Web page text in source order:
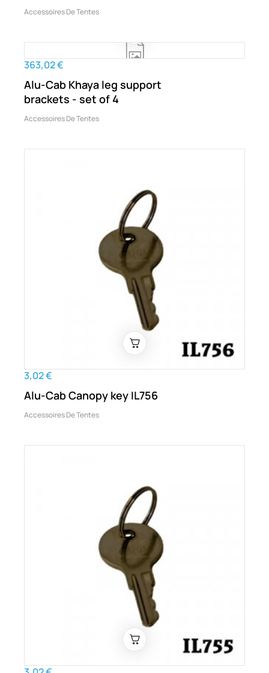
Accessoires De Tentes
363,02 €
Alu-Cab Khaya leg support
brackets - set of 4
Accessoires De Tentes
3,02 €
Alu-Cab Canopy key IL756
Accessoires De Tentes